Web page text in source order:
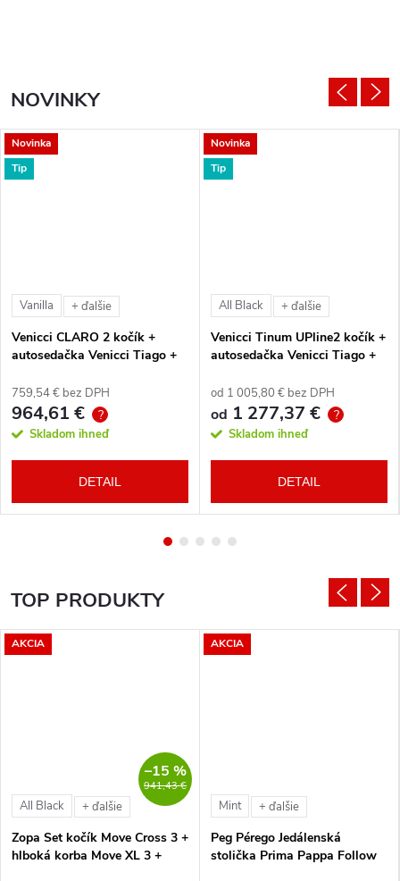
NOVINKY
Novinka
Tip
Vanilla + ďalšie
Venicci CLARO 2 kočík +
autosedačka Venicci Tiago +
759,54 € bez DPH
964,61 € ?
Skladom ihneď
DETAIL
Novinka
Tip
All Black + ďalšie
Venicci Tinum UPline2 kočík +
autosedačka Venicci Tiago +
od 1 005,80 € bez DPH
od 1 277,37 € ?
Skladom ihneď
DETAIL
TOP PRODUKTY
AKCIA
941,43 €
–15 %
All Black + ďalšie
Zopa Set kočík Move Cross 3 +
hlboká korba Move XL 3 +
AKCIA
Mint + ďalšie
Peg Pérego Jedálenská
stolička Prima Pappa Follow